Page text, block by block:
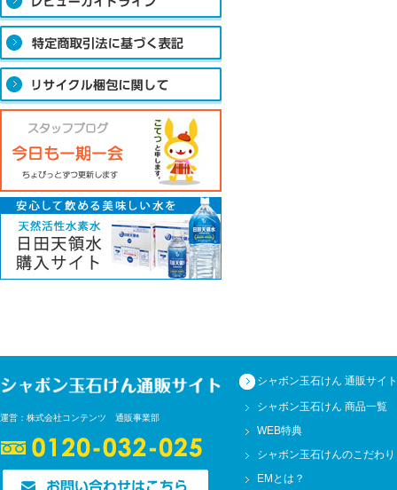
運営：株式会社コンテンツ 通販事業部
シャボン玉石けん 通販サイト
シャボン玉石けん 商品一覧
WEB特典
シャボン玉石けんのこだわり
EMとは？